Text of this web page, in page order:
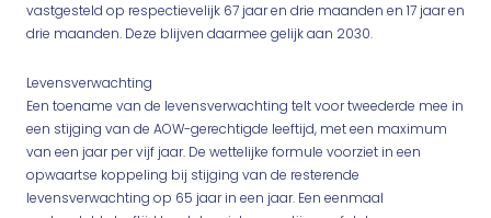
vastgesteld op respectievelijk 67 jaar en drie maanden en 17 jaar en
drie maanden. Deze blijven daarmee gelijk aan 2030.
Levensverwachting
Een toename van de levensverwachting telt voor tweederde mee in
een stijging van de AOW-gerechtigde leeftijd, met een maximum
van een jaar per vijf jaar. De wettelijke formule voorziet in een
opwaartse koppeling bij stijging van de resterende
levensverwachting op 65 jaar in een jaar. Een eenmaal